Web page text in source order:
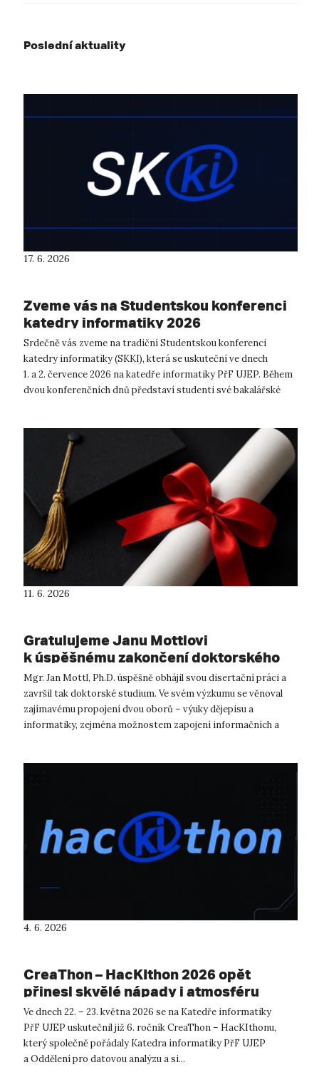
Poslední aktuality
17. 6. 2026
Zveme vás na Studentskou konferenci
katedry informatiky 2026
Srdečně vás zveme na tradiční Studentskou konferenci
katedry informatiky (SKKI), která se uskuteční ve dnech
1. a 2. července 2026 na katedře informatiky PřF UJEP. Během
dvou konferenčních dnů představí studenti své bakalářské
11. 6. 2026
Gratulujeme Janu Mottlovi
k úspěšnému zakončení doktorského
studia!
Mgr. Jan Mottl, Ph.D. úspěšně obhájil svou disertační práci a
završil tak doktorské studium. Ve svém výzkumu se věnoval
zajímavému propojení dvou oborů – výuky dějepisu a
informatiky, zejména možnostem zapojení informačních a
4. 6. 2026
CreaThon – HacKIthon 2026 opět
přinesl skvělé nápady i atmosféru
Ve dnech 22. – 23. května 2026 se na Katedře informatiky
PřF UJEP uskutečnil již 6. ročník CreaThon – HacKIthonu,
který společně pořádaly Katedra informatiky PřF UJEP
a Oddělení pro datovou analýzu a si...